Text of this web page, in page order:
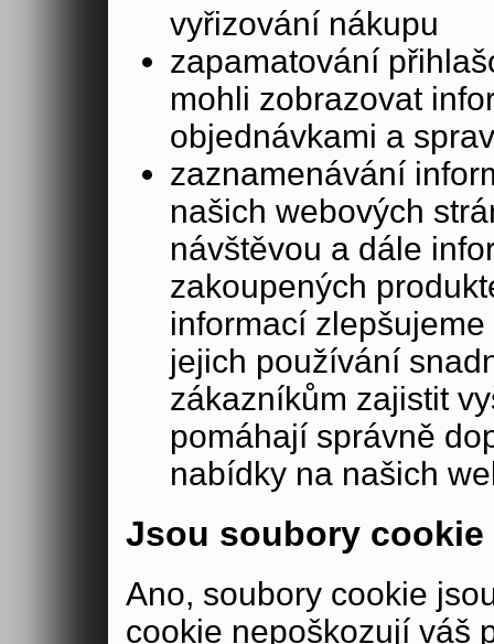
vyřizování nákupu
zapamatování
mohli zobrazovat
objednávkami a
zaznamenávání
našich webových
návštěvou a dále
zakoupených
informací
jejich používání
zákazníkům zajistit
pomáhají správně
nabídky na našich
Jsou soubory cookie
Ano, soubory cookie
cookie nepoškozují váš